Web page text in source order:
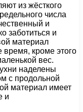
из жёсткого
числа
и
заботиться и
материал
время, кроме этого
вес.
наделены
с продольной
материал имеет
и